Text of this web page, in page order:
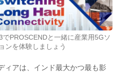
PROSCENDと一緒に産業用5Gソ
ンを体験しましょう
ィアは、インド最大かつ最も影